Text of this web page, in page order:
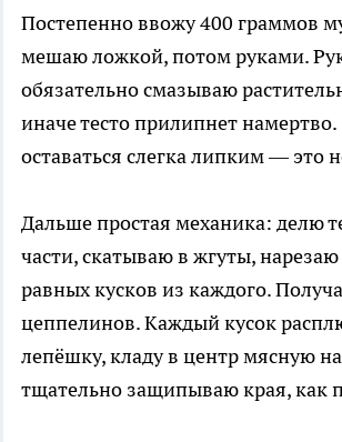
Постепенно ввожу 400 граммов
мешаю ложкой, потом руками.
обязательно смазываю
иначе тесто прилипнет
оставаться слегка липким — это
Дальше простая механика: делю
части, скатываю в жгуты,
равных кусков из каждого.
цеппелинов. Каждый кусок
лепёшку, кладу в центр мясную
тщательно защипываю края, как